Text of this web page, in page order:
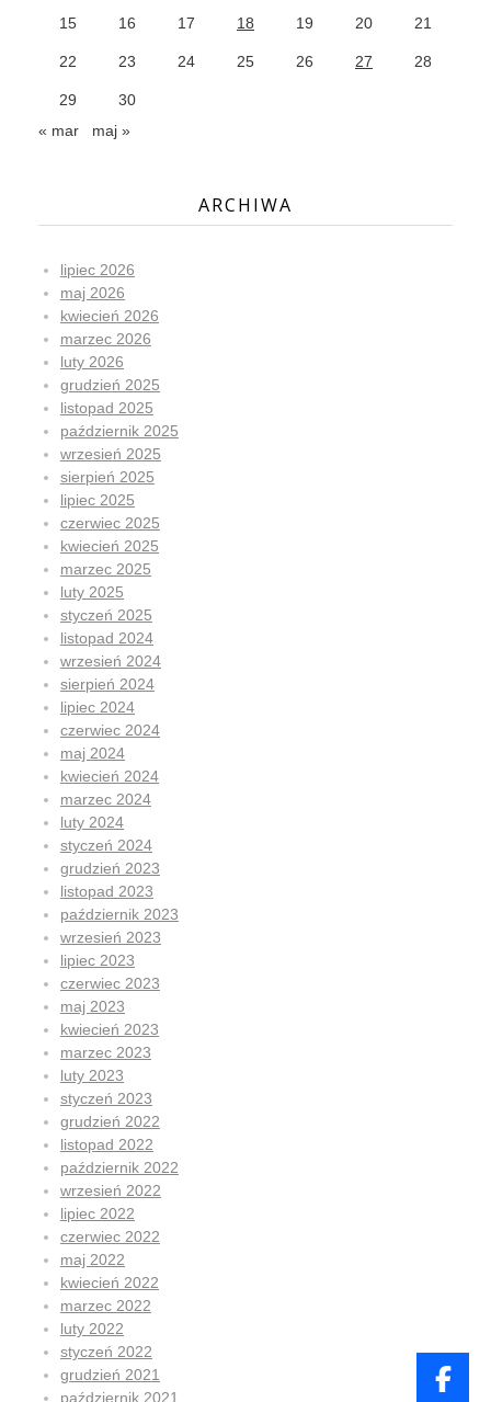
15 16 17 18 19 20 21
22 23 24 25 26 27 28
29
30
« mar
maj »
ARCHIWA
lipiec 2026
maj 2026
kwiecień 2026
marzec 2026
luty 2026
grudzień 2025
listopad 2025
październik 2025
wrzesień 2025
sierpień 2025
lipiec 2025
czerwiec 2025
kwiecień 2025
marzec 2025
luty 2025
styczeń 2025
listopad 2024
wrzesień 2024
sierpień 2024
lipiec 2024
czerwiec 2024
maj 2024
kwiecień 2024
marzec 2024
luty 2024
styczeń 2024
grudzień 2023
listopad 2023
październik 2023
wrzesień 2023
lipiec 2023
czerwiec 2023
maj 2023
kwiecień 2023
marzec 2023
luty 2023
styczeń 2023
grudzień 2022
listopad 2022
październik 2022
wrzesień 2022
lipiec 2022
czerwiec 2022
maj 2022
kwiecień 2022
marzec 2022
luty 2022
styczeń 2022
grudzień 2021
październik 2021